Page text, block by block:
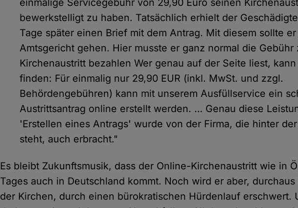
einmalige Servicegebühr von 29,90 Euro seinen
bewerkstelligt zu haben. Tatsächlich erhielt der
Tage später einen Brief mit dem Antrag. Mit diesem sollte
Amtsgericht gehen. Hier musste er ganz normal die Gebühr
Kirchenaustritt bezahlen Wer genau auf der Seite liest,
finden: Für einmalig nur 29,90 EUR (inkl. MwSt. und zzgl.
Behördengebühren) kann mit unserem Ausfüllservice ein
Austrittsantrag online erstellt werden. … Genau diese
'Erstellen eines Antrags' wurde von der Firma, die hinter
steht, auch erbracht."
Es bleibt Zukunftsmusik, dass der Online-Kirchenaustritt wie in
Tages auch in Deutschland kommt. Noch wird er aber, durchaus
der Kirchen, durch einen bürokratischen Hürdenlauf erschwert.